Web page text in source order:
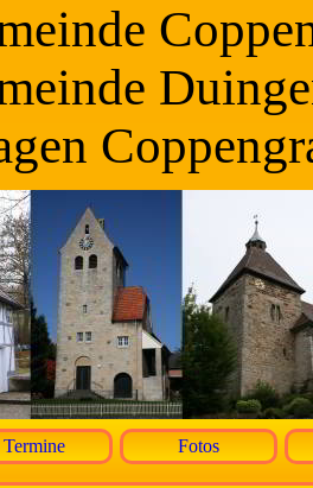
Termine Fotos